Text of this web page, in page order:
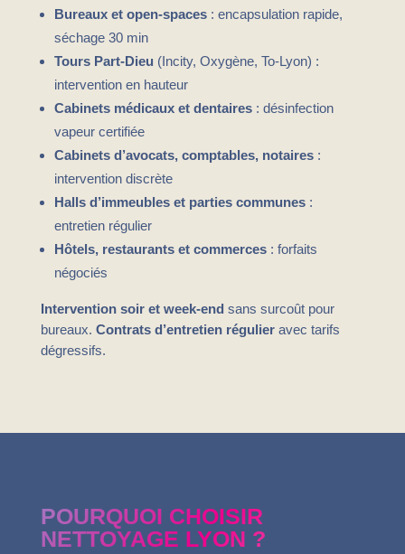
Bureaux et open-spaces: encapsulation rapide,
séchage 30 min
Tours Part-Dieu (Incity, Oxygène, To-Lyon) :
intervention en hauteur
Cabinets médicaux et dentaires: désinfection
vapeur certifiée
Cabinets d’avocats, comptables, notaires:
intervention discrète
Halls d’immeubles et parties communes:
entretien régulier
Hôtels, restaurants et commerces: forfaits
négociés
Intervention soir et week-end sans surcoût pour
bureaux. Contrats d’entretien régulieravec tarifs
dégressifs.
POURQUOI CHOISIR
NETTOYAGE LYON ?